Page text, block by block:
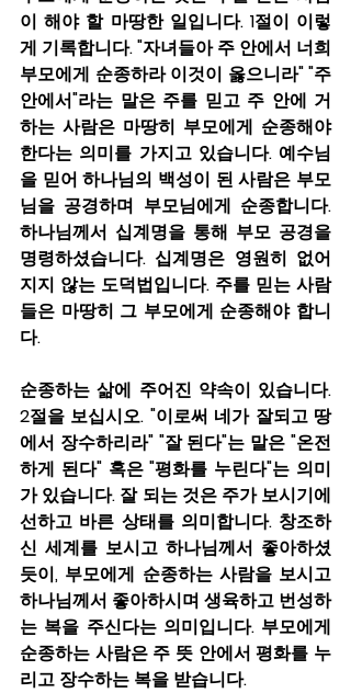
이 해야 할 마땅한 일입니다. 1절이 이렇
게 기록합니다. "자녀들아 주 안에서 너희
부모에게 순종하라 이것이 옳으니라" "주
안에서"라는 말은 주를 믿고 주 안에 거
하는 사람은 마땅히 부모에게 순종해야
한다는 의미를 가지고 있습니다. 예수님
을 믿어 하나님의 백성이 된 사람은 부모
님을 공경하며 부모님에게 순종합니다.
하나님께서 십계명을 통해 부모 공경을
명령하셨습니다. 십계명은 영원히 없어
지지 않는 도덕법입니다. 주를 믿는 사람
들은 마땅히 그 부모에게 순종해야 합니
다.
순종하는 삶에 주어진 약속이 있습니다.
2절을 보십시오. "이로써 네가 잘되고 땅
에서 장수하리라" "잘 된다"는 말은 "온전
하게 된다" 혹은 "평화를 누린다"는 의미
가 있습니다. 잘 되는 것은 주가 보시기에
선하고 바른 상태를 의미합니다. 창조하
신 세계를 보시고 하나님께서 좋아하셨
듯이, 부모에게 순종하는 사람을 보시고
하나님께서 좋아하시며 생육하고 번성하
는 복을 주신다는 의미입니다. 부모에게
순종하는 사람은 주 뜻 안에서 평화를 누
리고 장수하는 복을 받습니다.